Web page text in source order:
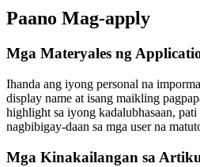
Paano Mag-apply
Mga Materyales ng
Ihanda ang iyong personal na
display name at isang maikling
highlight sa iyong kadalubhasaan,
nagbibigay-daan sa mga user na
Mga Kinakailangan sa